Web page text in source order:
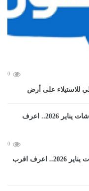
0
للاستيلاء على أرض
0
التأمينات الاجتماعية تحدد موعد صرف معاشات يناير 2026.. اعرف اقرب